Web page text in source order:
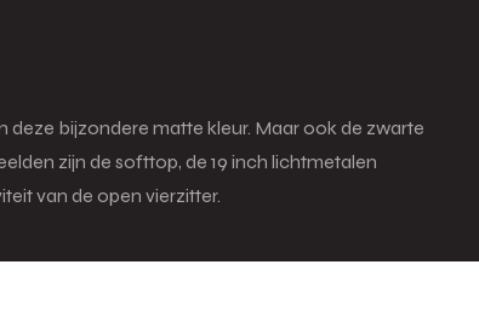
deze bijzondere matte kleur. Maar ook de zwarte
zijn de softtop, de 19 inch lichtmetalen
van de open vierzitter.